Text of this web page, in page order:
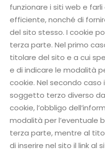
funzionare i siti web e
efficiente, nonché di
del sito stesso. I cookie
terza parte. Nel primo
titolare del sito e a cui
e di indicare le modalità
cookie. Nel secondo
soggetto terzo diverso
cookie, l’obbligo
modalità per l’eventuale
terza parte, mentre al
di inserire nel sito il link al